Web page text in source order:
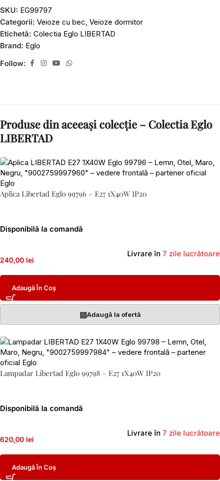
SKU: EG99797
Categorii: Veioze cu bec, Veioze dormitor
Etichetă: Colectia Eglo LIBERTAD
Brand: Eglo
Follow:
Produse din aceeași colecție – Colectia Eglo
LIBERTAD
Aplica Libertad Eglo 99796 – E27 1X40W IP20
Disponibilă la comandă
240,00 lei
Livrare în 7 zile lucrătoare
Adaugă În Coș
▤Adaugă la ofertă
Lampadar Libertad Eglo 99798 – E27 1X40W IP20
Disponibilă la comandă
620,00 lei
Livrare în 7 zile lucrătoare
Adaugă În Coș